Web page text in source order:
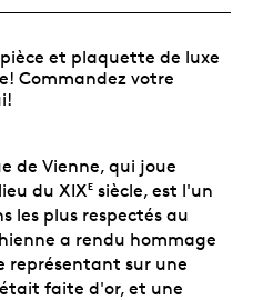
pièce et plaquette de luxe
Commandez votre
de Vienne, qui joue
du XIXE siècle, est l'un
les plus respectés au
a rendu hommage
représentant sur une
faite d'or, et une